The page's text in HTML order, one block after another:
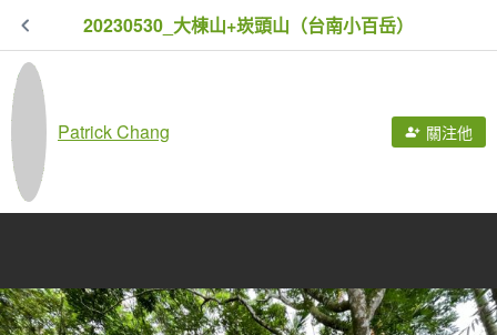
20230530_大棟山+崁頭山（台南小百岳）
Patrick Chang 關注他